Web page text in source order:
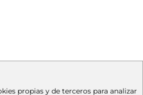
propias y de terceros para analizar